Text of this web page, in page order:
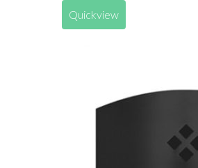
Quickview